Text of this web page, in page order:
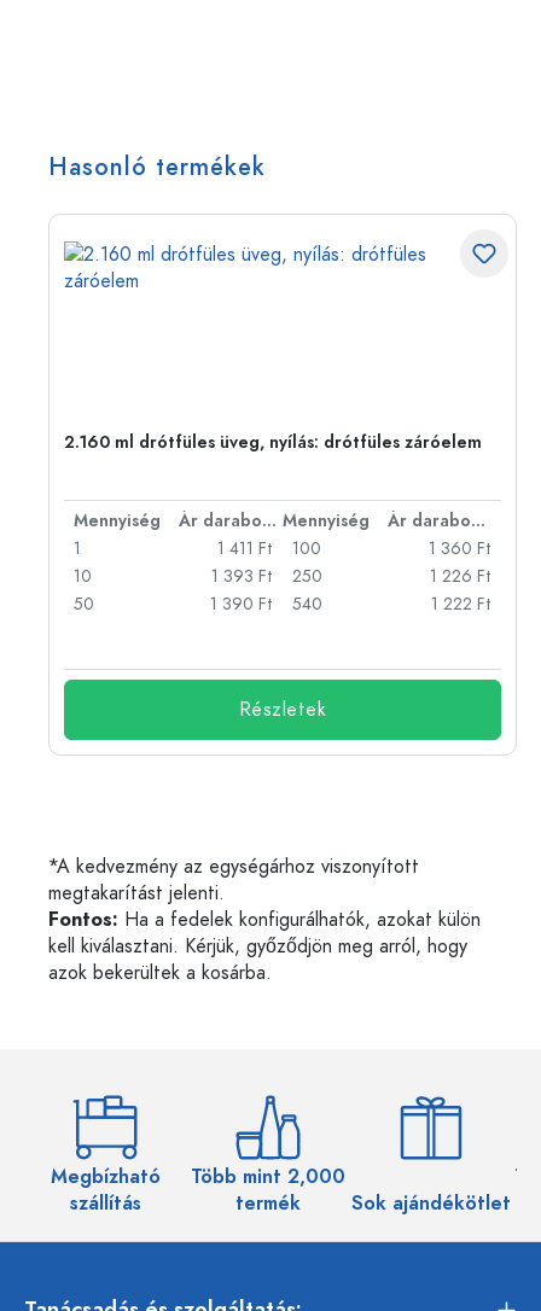
Hasonló termékek
2.160 ml drótfüles üveg, nyílás: drótfüles záróelem
Mennyiség Ár darabonként Mennyiség
Ár darabonként
1
1 411 Ft
10
1 393 Ft
50
1 390 Ft
100
1 360 Ft
250
1 226 Ft
540
1 222 Ft
Részletek
*A kedvezmény az egységárhoz viszonyított
megtakarítást jelenti.
Fontos: Ha a fedelek konfigurálhatók, azokat külön
kell kiválasztani. Kérjük, győződjön meg arról, hogy
azok bekerültek a kosárba.
Megbízható
szállítás
Több mint 2,000
termék
Sok ajándékötlet